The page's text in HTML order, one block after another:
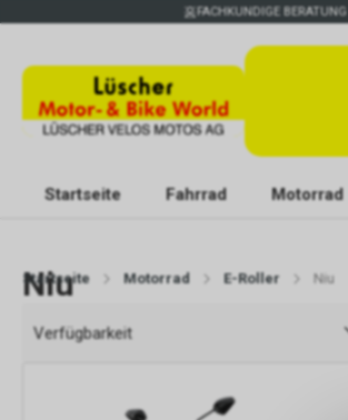
FACHKUNDIGE BERATUNG
Startseite Fahrrad Motorrad
Startseite Motorrad E-Roller Niu
Niu
Verfügbarkeit